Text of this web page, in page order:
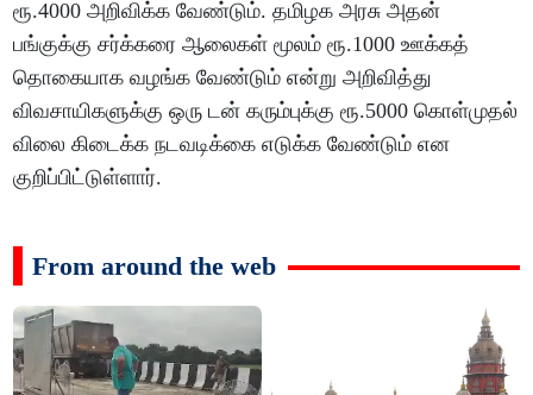
ரூ.4000 அறிவிக்க வேண்டும். தமிழக அரசு அதன்
பங்குக்கு சர்க்கரை ஆலைகள் மூலம் ரூ.1000 ஊக்கத்
தொகையாக வழங்க வேண்டும் என்று அறிவித்து
விவசாயிகளுக்கு ஒரு டன் கரும்புக்கு ரூ.5000 கொள்முதல்
விலை கிடைக்க நடவடிக்கை எடுக்க வேண்டும் என
குறிப்பிட்டுள்ளார்.
From around the web